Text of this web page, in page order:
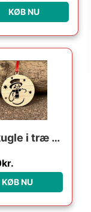
KØB NU
Julekugle i træ – Snemand
kr.
KØB NU